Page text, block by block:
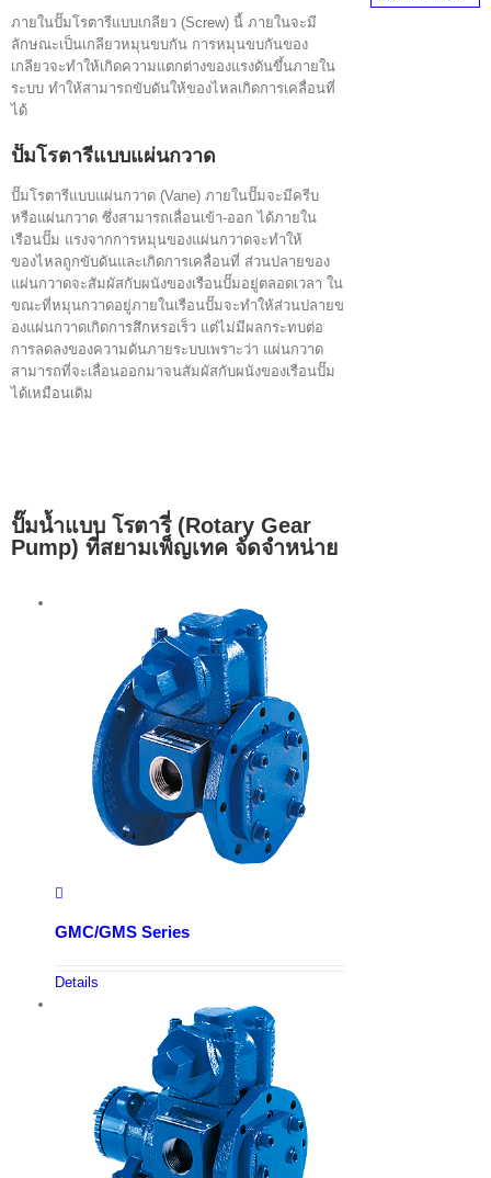
ภายในปั๊มโรตารีแบบเกลียว (Screw) นี้ ภายในจะมี
ลักษณะเป็นเกลียวหมุนขบกัน การหมุนขบกันของ
เกลียวจะทำให้เกิดความแตกต่างของแรงดันขึ้นภายใน
ระบบ ทำให้สามารถขับดันให้ของไหลเกิดการเคลื่อนที่
ได้
ปั๊มโรตารีแบบแผ่นกวาด
ปั๊มโรตารีแบบแผ่นกวาด (Vane) ภายในปั๊มจะมีครีบ
หรือแผ่นกวาด ซึ่งสามารถเลื่อนเข้า-ออก ได้ภายใน
เรือนปั๊ม แรงจากการหมุนของแผ่นกวาดจะทำให้
ของไหลถูกขับดันและเกิดการเคลื่อนที่ ส่วนปลายของ
แผ่นกวาดจะสัมผัสกับผนังของเรือนปั๊มอยู่ตลอดเวลา ใน
ขณะที่หมุนกวาดอยู่ภายในเรือนปั๊มจะทำให้ส่วนปลายข
องแผ่นกวาดเกิดการสึกหรอเร็ว แต่ไม่มีผลกระทบต่อ
การลดลงของความดันภายระบบเพราะว่า แผ่นกวาด
สามารถที่จะเลื่อนออกมาจนสัมผัสกับผนังของเรือนปั๊ม
ได้เหมือนเดิม
ปั๊มน้ำแบบ โรตารี่ (Rotary Gear
Pump) ที่สยามเพ็ญเทค จัดจำหน่าย
GMC/GMS Series
Details